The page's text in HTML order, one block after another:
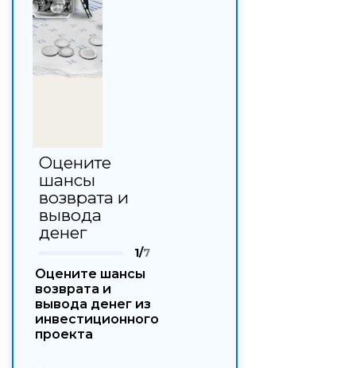
Оцените
шансы
возврата и
вывода
денег
1/7
Оцените шансы
возврата и
вывода денег из
инвестиционного
проекта